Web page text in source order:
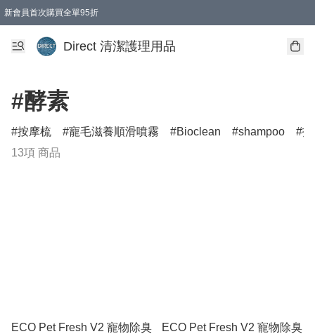
新會員首次購買全單95折
Direct 清潔護理用品
#酵素
按摩梳 寵毛滋養順滑噴霧 Bioclean shampoo
13項 商品
ECO Pet Fresh V2 寵物除臭
ECO Pet Fresh V2 寵物除臭